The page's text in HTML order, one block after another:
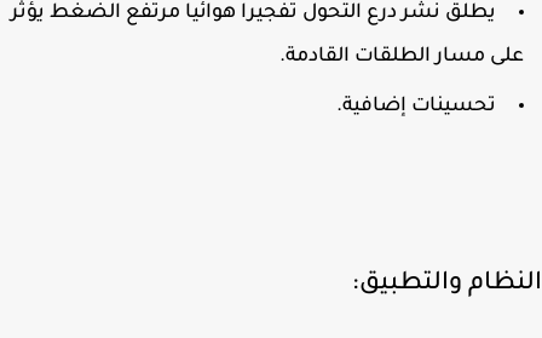
يطلق نشر درع التحول تفجيرا هوائيا مرتفع الضغط يؤثر
مسار الطلقات القادمة.
تحسينات إضافية.
والتطبيق: